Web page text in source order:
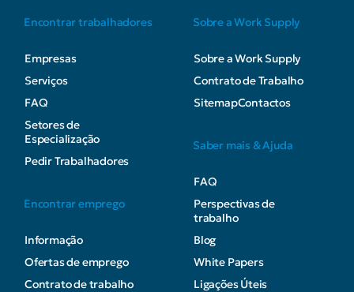
Encontrar trabalhadores
Empresas
Serviços
FAQ
Setores de
Especialização
Pedir Trabalhadores
Encontrar emprego
Informação
Ofertas de emprego
Contrato de trabalho
Sobre a Work Supply
Sobre a Work Supply
Contrato de Trabalho
SitemapContactos
Saber mais & Ajuda
FAQ
Perspectivas de
trabalho
Blog
White Papers
Ligações Úteis